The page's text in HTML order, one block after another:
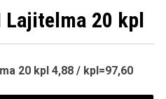
Lajitelma 20 kpl
20 kpl 4,88 / kpl=97,60